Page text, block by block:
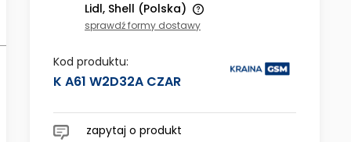
Lidl, Shell (Polska)
kosztów płatności
sprawdź formy dostawy
Kod produktu:
K A61 W2D32A CZAR
zapytaj o produkt